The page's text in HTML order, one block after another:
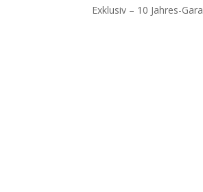
Exklusiv – 10 Jahres-